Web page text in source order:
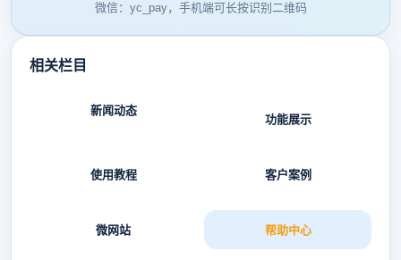
微信：yc_pay，手机端可长按识别二维码
相关栏目
新闻动态
功能展示
使用教程 客户案例
微网站 帮助中心